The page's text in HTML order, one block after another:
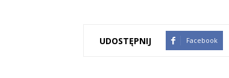
UDOSTĘPNIJ Facebook